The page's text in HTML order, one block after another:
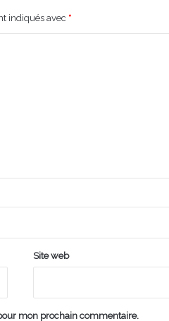
indiqués avec *
Site web
mon prochain commentaire.